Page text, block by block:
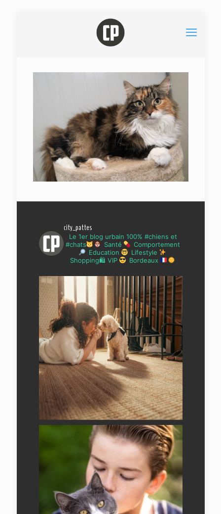
city_pattes
Le 1er blog urbain 100% #chiens et
#chats
Santé
Comportement
Education
Lifestyle
Shopping🛍 VIP
Bordeaux